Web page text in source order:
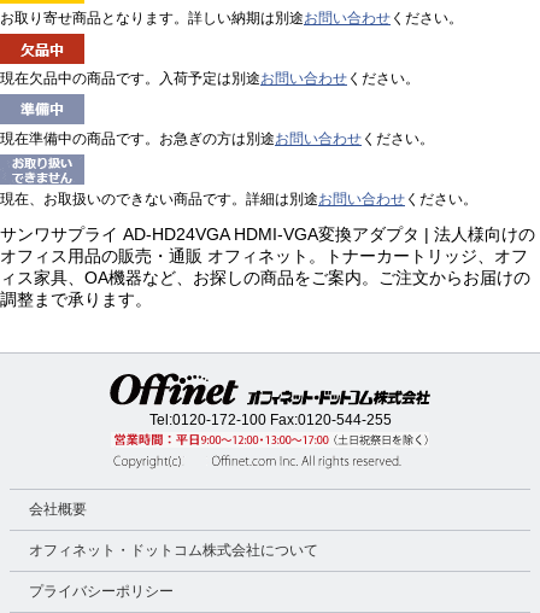
お取り寄せ商品となります。詳しい納期は別途お問い合わせ ください。
現在欠品中の商品です。入荷予定は別途お問い合わせ ください。
現在準備中の商品です。お急ぎの方は別途お問い合わせ ください。
現在、お取扱いのできない商品です。詳細は別途お問い合わせ ください。
サンワサプライ AD-HD24VGA HDMI-VGA変換アダプタ | 法人様向けの
オフィス用品の販売・通販 オフィネット。トナーカートリッジ、オフ
ィス家具、OA機器など、お探しの商品をご案内。ご注文からお届けの
調整まで承ります。
Tel:0120-172-100Fax:0120-544-255
会社概要
オフィネット・ドットコム株式会社について
プライバシーポリシー